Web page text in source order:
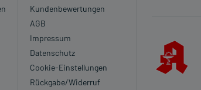
werden.
worden, sprechen Sie mit Ihrem Arzt
Kundenbewertungen
AGB
Impressum
Datenschutz
Cookie-Einstellungen
Rückgabe/Widerruf